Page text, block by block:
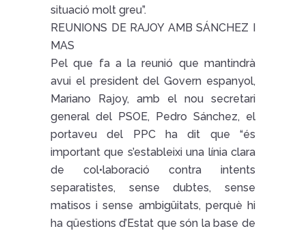
situació molt greu”.
REUNIONS DE RAJOY AMB SÁNCHEZ I
MAS
Pel que fa a la reunió que mantindrà
avui el president del Govern espanyol,
Mariano Rajoy, amb el nou secretari
general del PSOE, Pedro Sánchez, el
portaveu del PPC ha dit que “és
important que s’estableixi una línia clara
de col•laboració contra intents
separatistes, sense dubtes, sense
matisos i sense ambigüitats, perquè hi
ha qüestions d’Estat que són la base de